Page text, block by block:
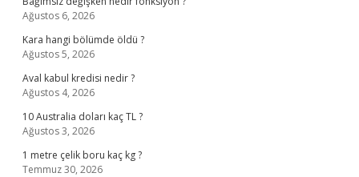
Ağustos 6, 2026
Kara hangi bölümde öldü ?
Ağustos 5, 2026
Aval kabul kredisi nedir ?
Ağustos 4, 2026
10 Australia doları kaç TL ?
Ağustos 3, 2026
1 metre çelik boru kaç kg ?
Temmuz 30, 2026